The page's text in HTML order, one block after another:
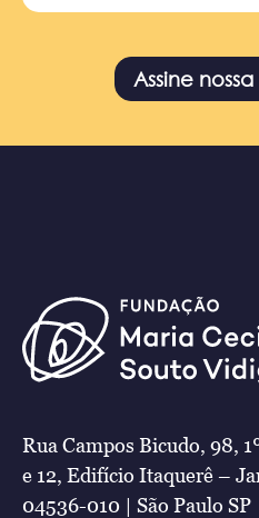
Assine
Rua Campos Bicudo, 98,
e 12, Edifício Itaquerê –
04536-010 | São Paulo SP